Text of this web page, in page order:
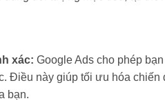
xác: Google Ads cho phép
Điều này giúp tối ưu hóa
bạn.